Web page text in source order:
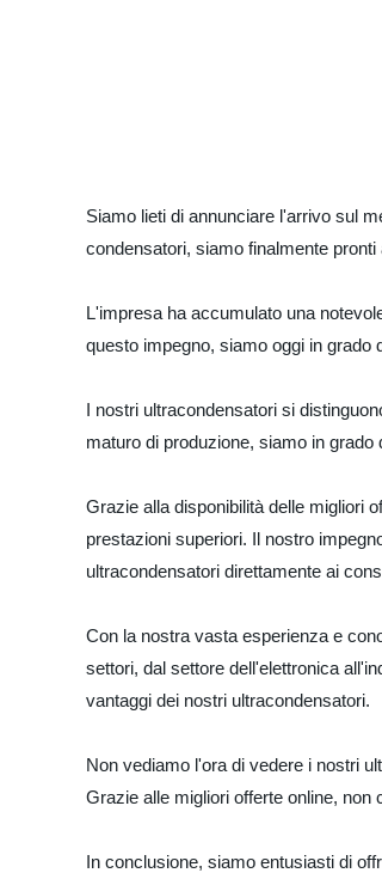
Siamo lieti di annunciare l'arrivo sul
condensatori, siamo finalmente
L'impresa ha accumulato una
questo impegno, siamo oggi in grado
I nostri ultracondensatori si
maturo di produzione, siamo in
Grazie alla disponibilità delle migliori
prestazioni superiori. Il nostro
ultracondensatori direttamente ai
Con la nostra vasta esperienza e
settori, dal settore dell'elettronica
vantaggi dei nostri ultracondensatori.
Non vediamo l'ora di vedere i nostri
Grazie alle migliori offerte online,
In conclusione, siamo entusiasti di